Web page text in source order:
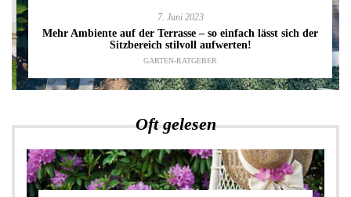
7. Juni 2023
Mehr Ambiente auf der Terrasse – so einfach lässt sich der
Sitzbereich stilvoll aufwerten!
GARTEN-RATGEBER
Oft gelesen